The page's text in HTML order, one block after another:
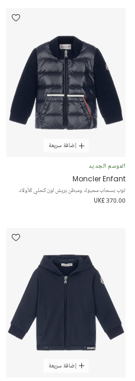
إضافة سريعة
الموسم الجديد
Moncler Enfant
توب بسحاب محبوك ومبطن بريش لون كحلي للأولاد
UK£ 370.00
إضافة سريعة